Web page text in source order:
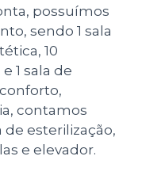
possuímos
sendo 1 sala
10
1 sala de
contamos
esterilização,
e elevador.